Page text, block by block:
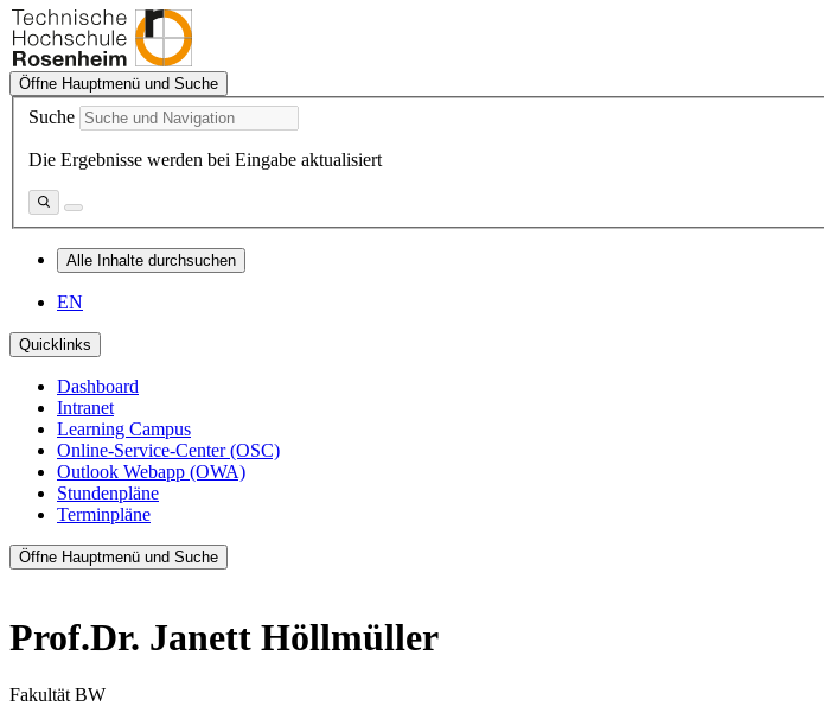
Öffne Hauptmenü und Suche
Suche
Die Ergebnisse werden bei Eingabe aktualisiert
Alle Inhalte durchsuchen
EN
Quicklinks
Dashboard
Intranet
Learning Campus
Online-Service-Center (OSC)
Outlook Webapp (OWA)
Stundenpläne
Terminpläne
Öffne Hauptmenü und Suche
Prof.Dr. Janett Höllmüller
Fakultät BW